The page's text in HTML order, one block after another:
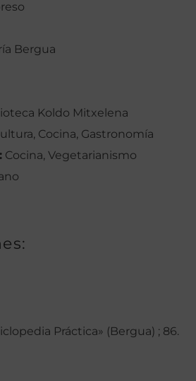
Bergua
Koldo Mitxelena
Cocina, Gastronomía
Cocina, Vegetarianismo
Práctica» (Bergua) ; 86.